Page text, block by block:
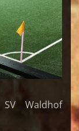
Waldhof